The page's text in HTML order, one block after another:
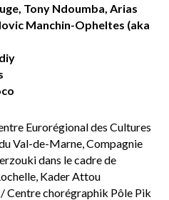
Tony Ndoumba, Arias
Manchin-Opheltes (aka
Eurorégional des Cultures
Val-de-Marne, Compagnie
dans le cadre de
Kader Attou
/ Centre chorégraphik Pôle Pik